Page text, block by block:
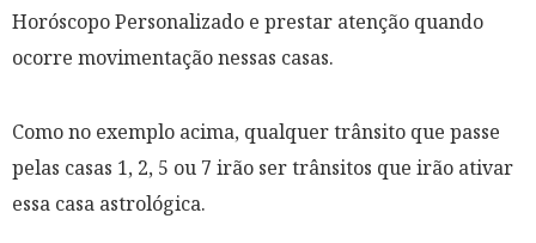
Horóscopo Personalizado e prestar atenção quando
ocorre movimentação nessas casas.
Como no exemplo acima, qualquer trânsito que passe
pelas casas 1, 2, 5 ou 7 irão ser trânsitos que irão ativar
essa casa astrológica.